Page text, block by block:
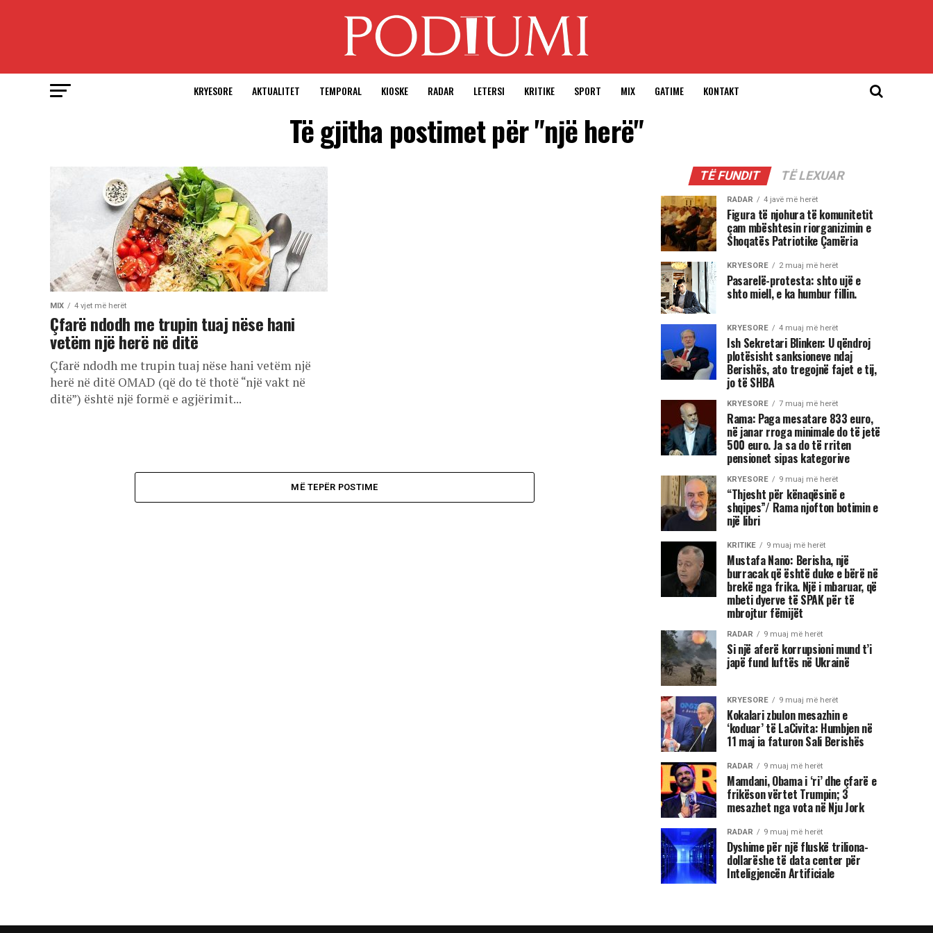
KRYESORE AKTUALITET TEMPORAL KIOSKE RADAR LETERSI KRITIKE SPORT MIX GATIME KONTAKT
Të gjitha postimet për "një herë"
MIX 4 vjet më herët
Çfarë ndodh me trupin tuaj nëse hani
vetëm një herë në ditë
Çfarë ndodh me trupin tuaj nëse hani vetëm një
herë në ditë OMAD (që do të thotë “një vakt në
ditë”) është një formë e agjërimit...
MË TEPËR POSTIME
TË FUNDIT TË LEXUAR
RADAR 4 javë më herët
Figura të njohura të komunitetit
çam mbështesin riorganizimin e
Shoqatës Patriotike Çamëria
KRYESORE 2 muaj më herët
Pasarelë-protesta: shto ujë e
shto miell, e ka humbur fillin.
KRYESORE 4 muaj më herët
Ish Sekretari Blinken: U qëndroj
plotësisht sanksioneve ndaj
Berishës, ato tregojnë fajet e tij,
jo të SHBA
KRYESORE 7 muaj më herët
Rama: Paga mesatare 833 euro,
në janar rroga minimale do të jetë
500 euro. Ja sa do të rriten
pensionet sipas kategorive
KRYESORE 9 muaj më herët
“Thjesht për kënaqësinë e
shqipes”/ Rama njofton botimin e
një libri
KRITIKE 9 muaj më herët
Mustafa Nano: Berisha, një
burracak që është duke e bërë në
brekë nga frika. Një i mbaruar, që
mbeti dyerve të SPAK për të
mbrojtur fëmijët
RADAR 9 muaj më herët
Si një aferë korrupsioni mund t’i
japë fund luftës në Ukrainë
KRYESORE 9 muaj më herët
Kokalari zbulon mesazhin e
‘koduar’ të LaCivita: Humbjen në
11 maj ia faturon Sali Berishës
RADAR 9 muaj më herët
Mamdani, Obama i ‘ri’ dhe çfarë e
frikëson vërtet Trumpin; 3
mesazhet nga vota në Nju Jork
RADAR 9 muaj më herët
Dyshime për një fluskë triliona-
dollarëshe të data center për
Inteligjencën Artificiale